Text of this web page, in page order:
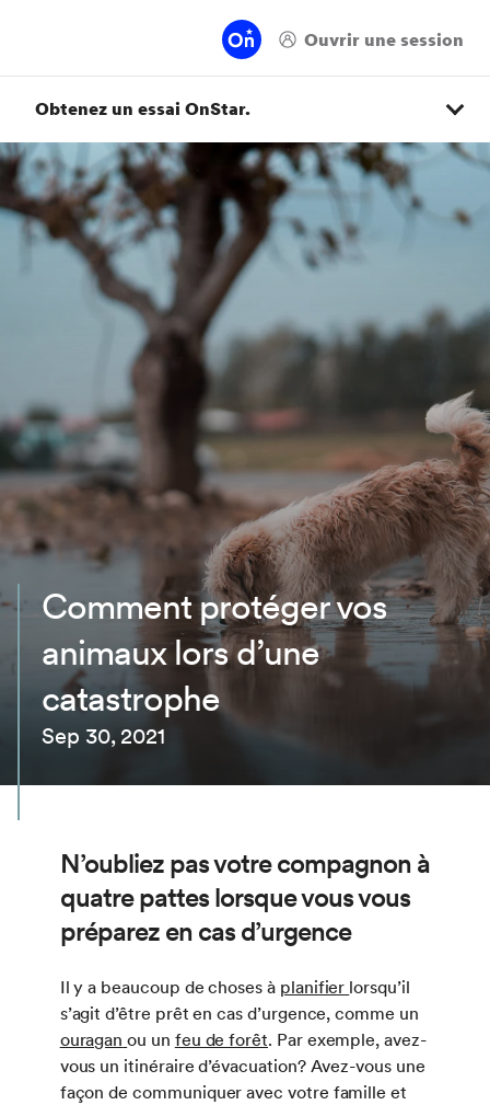
Obtenez un essai OnStar.
Comment protéger vos
animaux lors d’une
catastrophe
Sep 30, 2021
N’oubliez pas votre compagnon à
quatre pattes lorsque vous vous
préparez en cas d’urgence
Il y a beaucoup de choses à planifier lorsqu’il
s’agit d’être prêt en cas d’urgence, comme un
ouragan ou un feu de forêt. Par exemple, avez-
vous un itinéraire d’évacuation? Avez-vous une
façon de communiquer avec votre famille et